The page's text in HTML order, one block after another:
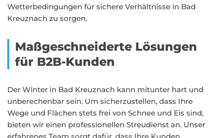
Wetterbedingungen für sichere Verhältnisse in Bad
Kreuznach zu sorgen.
Maßgeschneiderte Lösungen
für B2B-Kunden
Der Winter in Bad Kreuznach kann mitunter hart und
unberechenbar sein. Um sicherzustellen, dass Ihre
Wege und Flächen stets frei von Schnee und Eis sind,
bieten wir einen professionellen Streudienst an. Unser